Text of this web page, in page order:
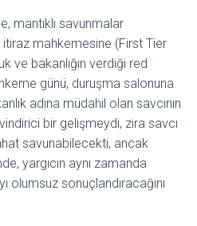
mantıklı savunmalar
itiraz mahkemesine (First Tier
ve bakanlığın verdiği red
günü, duruşma salonuna
adına müdahil olan savcının
bir gelişmeydi, zira savcı
savunabilecekti, ancak
yargıcın aynı zamanda
olumsuz sonuçlandıracağını